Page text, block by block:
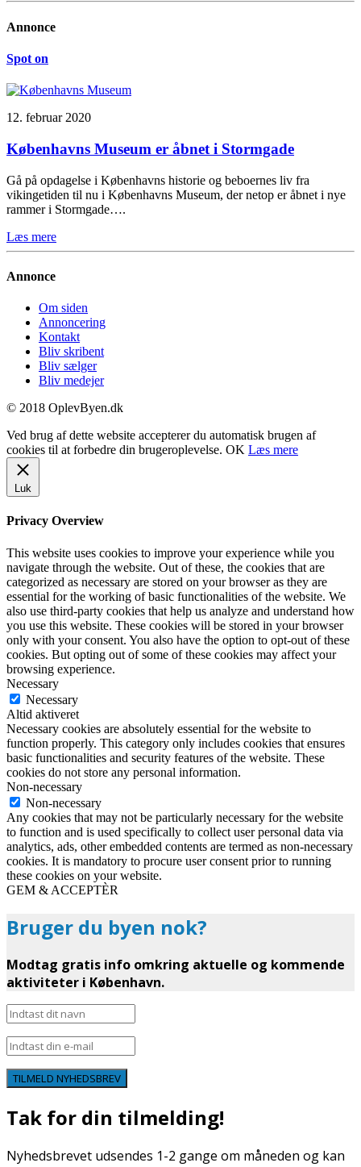
Annonce
Spot on
12. februar 2020
Københavns Museum er åbnet i Stormgade
Gå på opdagelse i Københavns historie og beboernes liv fra
vikingetiden til nu i Københavns Museum, der netop er åbnet i nye
rammer i Stormgade….
Læs mere
Annonce
Om siden
Annoncering
Kontakt
Bliv skribent
Bliv sælger
Bliv medejer
© 2018 OplevByen.dk
Ved brug af dette website accepterer du automatisk brugen af
cookies til at forbedre din brugeroplevelse. OK Læs mere
Luk
Privacy Overview
This website uses cookies to improve your experience while you
navigate through the website. Out of these, the cookies that are
categorized as necessary are stored on your browser as they are
essential for the working of basic functionalities of the website. We
also use third-party cookies that help us analyze and understand how
you use this website. These cookies will be stored in your browser
only with your consent. You also have the option to opt-out of these
cookies. But opting out of some of these cookies may affect your
browsing experience.
Necessary
Necessary
Altid aktiveret
Necessary cookies are absolutely essential for the website to
function properly. This category only includes cookies that ensures
basic functionalities and security features of the website. These
cookies do not store any personal information.
Non-necessary
Non-necessary
Any cookies that may not be particularly necessary for the website
to function and is used specifically to collect user personal data via
analytics, ads, other embedded contents are termed as non-necessary
cookies. It is mandatory to procure user consent prior to running
these cookies on your website.
GEM & ACCEPTÈR
Bruger du byen nok?
Modtag gratis info omkring aktuelle og kommende
aktiviteter i København.
TILMELD NYHEDSBREV
Tak for din tilmelding!
Nyhedsbrevet udsendes 1-2 gange om måneden og kan